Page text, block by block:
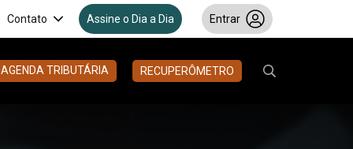
Contato Assine o Dia a Dia Entrar
AGENDA TRIBUTÁRIA RECUPERÔMETRO